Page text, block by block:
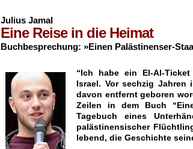
Julius Jamal
Eine Reise in die Heimat
Buchbesprechung: »Einen Palästinenser-
“Ich habe ein El-Al-
Israel. Vor sechzig Jahren
davon entfernt geboren
Zeilen in dem Buch
Tagebuch eines
palästinensischer
lebend, die Geschichte